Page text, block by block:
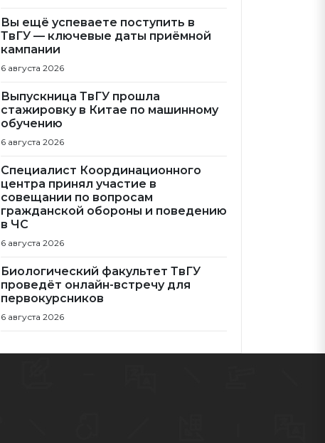
Вы ещё успеваете поступить в
ТвГУ — ключевые даты приёмной
кампании
6 августа 2026
Выпускница ТвГУ прошла
стажировку в Китае по машинному
обучению
6 августа 2026
Специалист Координационного
центра принял участие в
совещании по вопросам
гражданской обороны и поведению
в ЧС
6 августа 2026
Биологический факультет ТвГУ
проведёт онлайн-встречу для
первокурсников
6 августа 2026